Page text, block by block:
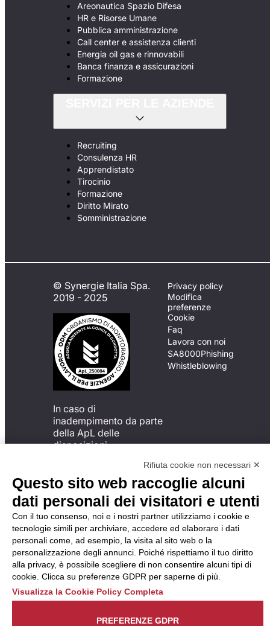
Areonautica Spazio Difesa
HR e Risorse Umane
Pubblica amministrazione
Call center e assistenza clienti
Energia oil gas e rinnovabili
Banca finanza e assicurazioni
Formazione
Recruiting
Consulenza HR
Apprendistato
Tirocinio
Formazione
Diritto Mirato
Somministrazione
© Synergie Italia Spa.
2019 - 2025
In caso di
inadempimento da parte
della ApL delle
disposizioni
possibile presentare un
reclamo
all’Organismo di
Monitoraggio utilizzando
una delle modalità
descritte al seguente
indirizzo web
https://odm-
agenzielavoro.it/reclami/.
Privacy policy
Modifica
preferenze
Cookie
Faq
Lavora con noi
SA8000Phishing
Whistleblowing
Rifiuta cookie non necessari ✕
Questo sito web raccoglie alcuni
dati personali dei visitatori e utenti
Con il tuo consenso, noi e i nostri partner utilizziamo i cookie e
tecnologie simili per archiviare, accedere ed elaborare i dati
personali come, ad esempio, la visita al sito web o la
personalizzazione degli annunci. Poiché rispettiamo il tuo diritto
alla privacy, è possibile scegliere di non consentire alcuni tipi di
cookie. Clicca su preferenze GDPR per saperne di più.
Visualizza la Cookie Policy Completa
PREFERENZE GDPR